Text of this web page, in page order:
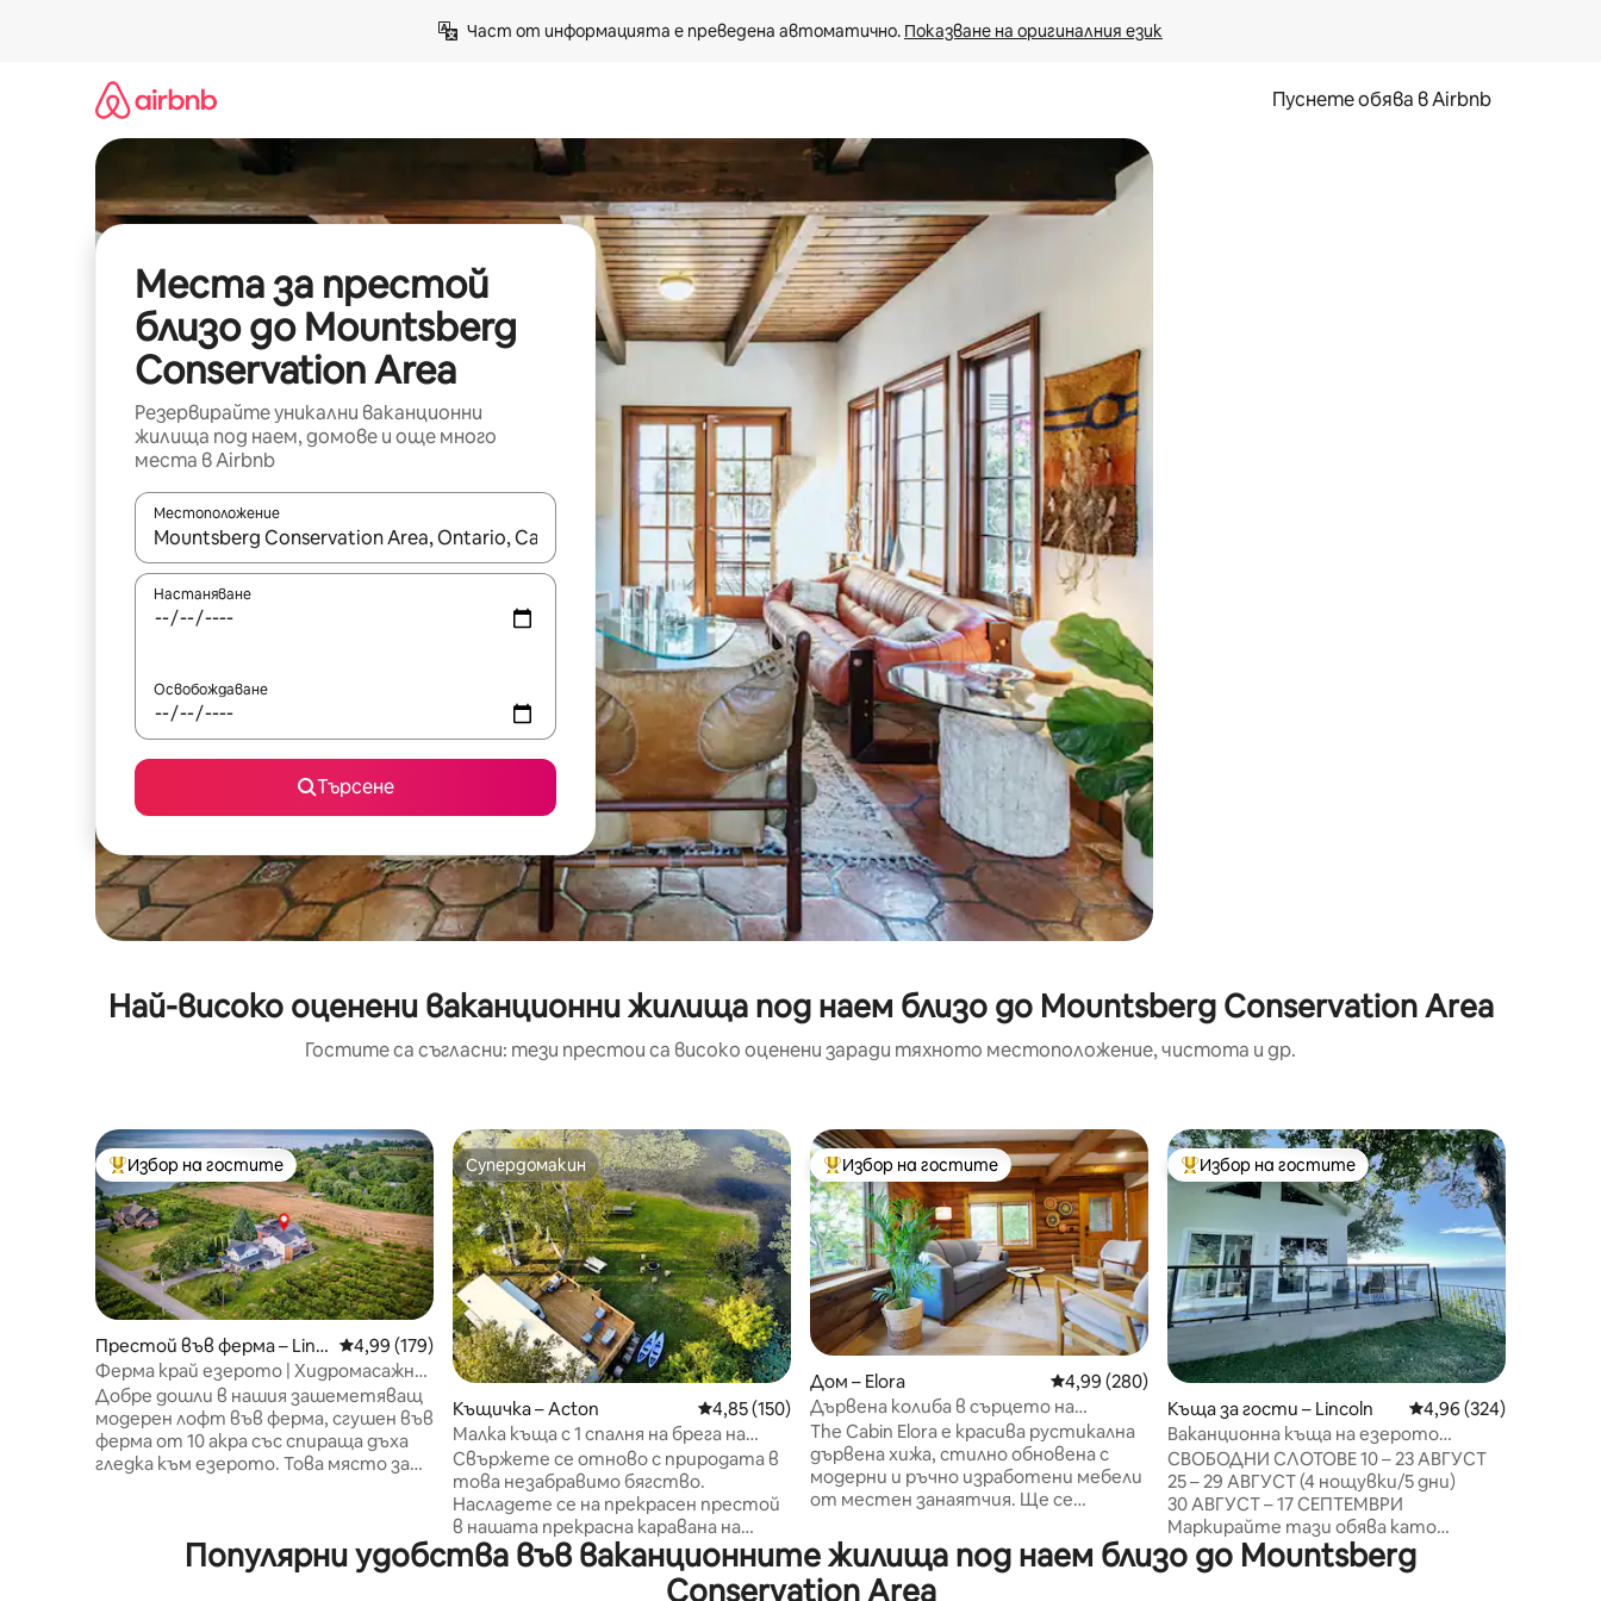
Част от информацията е преведена автоматично. Показване на оригиналния език
Пуснете обява в Airbnb
Места за престой
близо до Mountsberg
Conservation Area
Резервирайте уникални ваканционни
жилища под наем, домове и още много
места в Airbnb
Местоположение
Когато резултатите се покажат, използвайте клавишите със стрелки нагоре и надолу или навигирайте с докосване или плъзгане.
Настаняване
Освобождаване
Търсене
Най-високо оценени ваканционни жилища под наем близо до Mountsberg Conservation Area
Гостите са съгласни: тези престои са високо оценени заради тяхното местоположение, чистота и др.
Най-популярен избор на гостите
Избор на гостите
Престой във ферма – Linc
oln
Средна оценка: 4,99 от 5, 179 отзива
4,99 (179)
Ферма край езерото | Хидромасажна
вана | Огнище | Достъп до плажа
Добре дошли в нашия зашеметяващ
модерен лофт във ферма, сгушен във
ферма от 10 акра със спираща дъха
гледка към езерото. Това място за
разполага с отворено жилищно
пространство със сводести тавани
Супердомакин
Супердомакин
Къщичка – Acton Средна оценка: 4,85 от 5, 150 отзива
4,85 (150)
Малка къща с 1 спалня на брега на
езеро
Свържете се отново с природата в
това незабравимо бягство.
Насладете се на прекрасен престой
в нашата прекрасна каравана на
брега на морето, разположена в
парка за каравани Breezes. Това е
частен тих паркинг за каравани с
Най-популярен избор на гостите
Избор на гостите
Дом – Elora Средна оценка: 4,99 от 5, 280 отзива
4,99 (280)
Дървена колиба в сърцето на
центъра на Елора
The Cabin Elora е красива рустикална
дървена хижа, стилно обновена с
модерни и ръчно изработени мебели
от местен занаятчия. Ще се
отворено концептуално
пространство. Разположен в
сърцето на Елора, излизайки през
Най-популярен избор на гостите
Избор на гостите
Къща за гости – Lincoln Средна оценка: 4,96
4,96 (324)
Ваканционна къща на езерото
Онтарио, Ниагара
СВОБОДНИ СЛОТОВЕ 10 – 23 АВГУСТ
25 – 29 АВГУСТ (4 нощувки/5 дни)
30 АВГУСТ – 17 СЕПТЕМВРИ
Маркирайте тази обява като
любима, за да получавате известия
за оферти в последния момент.
Популярни удобства във ваканционните жилища под наем близо до Mountsberg
Conservation Area